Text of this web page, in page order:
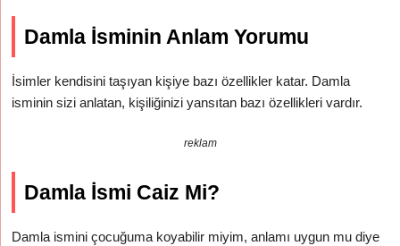
Damla İsminin Anlam Yorumu
İsimler kendisini taşıyan kişiye bazı özellikler katar. Damla
isminin sizi anlatan, kişiliğinizi yansıtan bazı özellikleri vardır.
reklam
Damla İsmi Caiz Mi?
Damla ismini çocuğuma koyabilir miyim, anlamı uygun mu diye